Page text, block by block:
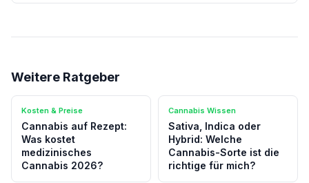
Weitere Ratgeber
Kosten & Preise
Cannabis auf Rezept:
Was kostet
medizinisches
Cannabis 2026?
Cannabis Wissen
Sativa, Indica oder
Hybrid: Welche
Cannabis-Sorte ist die
richtige für mich?